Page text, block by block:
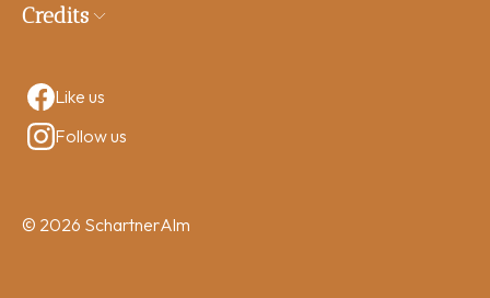
Credits
Like us
Follow us
© 2026 SchartnerAlm